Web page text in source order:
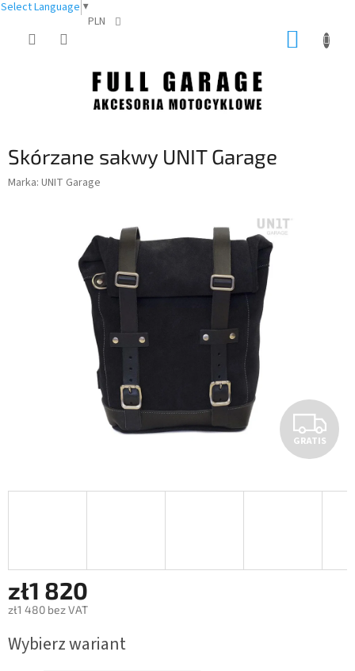
Select Language ▼
PLN
Skórzane sakwy UNIT Garage
Marka: UNIT Garage
G
R
A
GRATIS
zł1 820
zł1 480 bez VAT
jednostkowa:
Wybierz wariant